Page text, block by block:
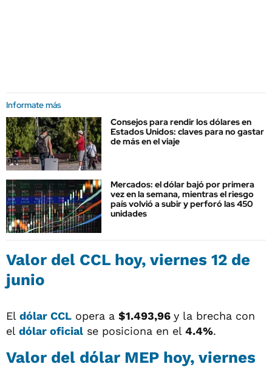
Informate más
Consejos para rendir los dólares en
Estados Unidos: claves para no gastar
de más en el viaje
Mercados: el dólar bajó por primera
vez en la semana, mientras el riesgo
país volvió a subir y perforó las 450
unidades
Valor del CCL hoy, viernes 12 de
junio
El dólar CCL opera a $1.493,96 y la brecha con
el dólar oficial se posiciona en el 4.4%.
Valor del dólar MEP hoy, viernes